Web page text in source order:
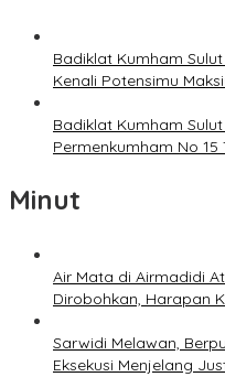
Badiklat Kumham
Kenali Potensimu
Badiklat Kumham
Permenkumham No 15
Minut
Air Mata di Airmadidi
Dirobohkan, Harapan
Sarwidi Melawan,
Eksekusi Menjelang